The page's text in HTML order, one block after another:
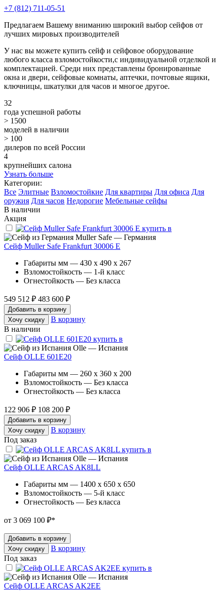
+7 (812) 711-05-51
Предлагаем Вашему вниманию широкий выбор сейфов от
лучших мировых производителей
У нас вы можете купить сейф и сейфовое оборудование
любого класса взломостойкости,с индивидуальной отделкой и
комплектацией. Среди них представлены бронированные
окна и двери, сейфовые комнаты, аптечки, почтовые ящики,
ключницы, шкатулки для часов и многое другое.
32
года успешной работы
> 1500
моделей в наличии
> 100
дилеров по всей России
4
крупнейших салона
Узнать больше
Категории:
Все Элитные Взломостойкие Для квартиры Для офиса Для
оружия Для часов Недорогие Мебельные сейфы
В наличии
Акция
Muller Safe — Германия
Сейф Muller Safe Frankfurt 30006 E
Габариты мм — 430 x 490 x 267
Взломостойкость — 1-й класс
Огнестойкость — Без класса
549 512 ₽ 483 600 ₽
Добавить в корзину
Хочу скидку
В корзину
В наличии
Olle — Испания
Сейф OLLE 601E20
Габариты мм — 260 x 360 x 200
Взломостойкость — Без класса
Огнестойкость — Без класса
122 906 ₽ 108 200 ₽
Добавить в корзину
Хочу скидку
В корзину
Под заказ
Olle — Испания
Сейф OLLE ARCAS AK8LL
Габариты мм — 1400 x 650 x 650
Взломостойкость — 5-й класс
Огнестойкость — Без класса
от 3 069 100 ₽*
Добавить в корзину
Хочу скидку
В корзину
Под заказ
Olle — Испания
Сейф OLLE ARCAS AK2EE